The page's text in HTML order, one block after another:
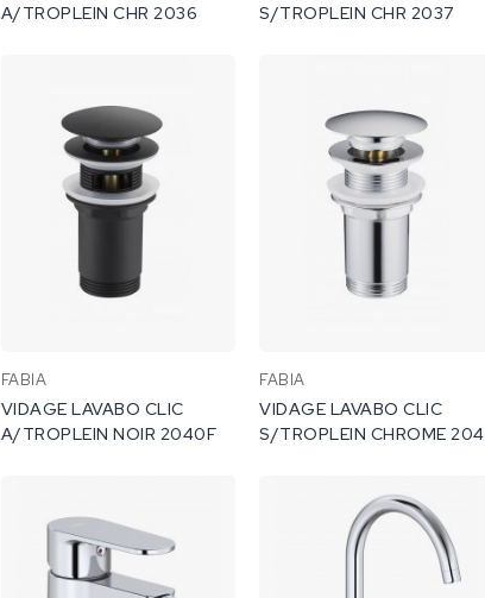
A/TROPLEIN CHR 2036
S/TROPLEIN CHR 2037
FABIA
VIDAGE LAVABO CLIC
A/TROPLEIN NOIR 2040F
FABIA
VIDAGE LAVABO CLIC
S/TROPLEIN CHROME 204